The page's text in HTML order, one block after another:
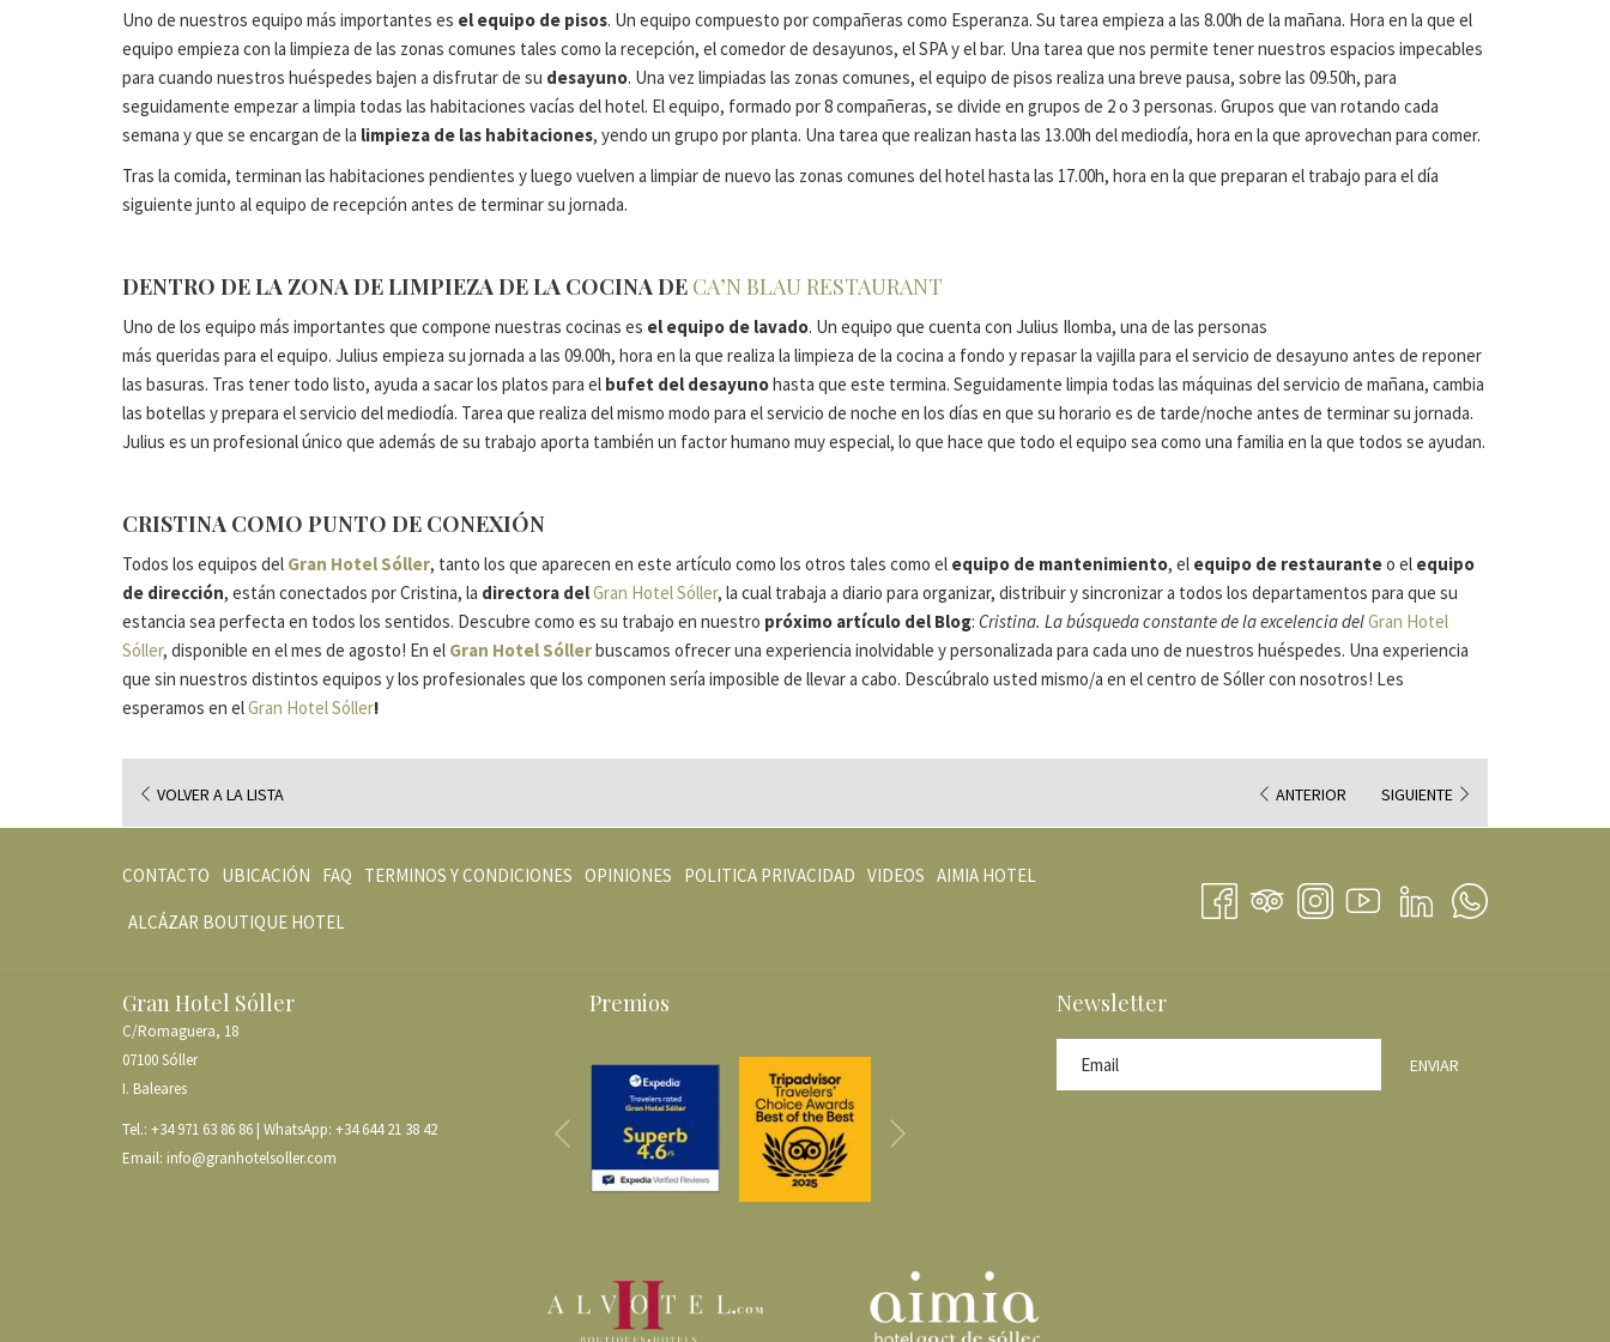
Uno de nuestros equipo más importantes es el equipo de pisos. Un equipo compuesto por compañeras como Esperanza. Su tarea empieza a las 8.00h de la mañana. Hora en la que el
equipo empieza con la limpieza de las zonas comunes tales como la recepción, el comedor de desayunos, el SPA y el bar. Una tarea que nos permite tener nuestros espacios impecables
para cuando nuestros huéspedes bajen a disfrutar de su desayuno. Una vez limpiadas las zonas comunes, el equipo de pisos realiza una breve pausa, sobre las 09.50h, para
seguidamente empezar a limpia todas las habitaciones vacías del hotel. El equipo, formado por 8 compañeras, se divide en grupos de 2 o 3 personas. Grupos que van rotando cada
semana y que se encargan de la limpieza de las habitaciones, yendo un grupo por planta. Una tarea que realizan hasta las 13.00h del mediodía, hora en la que aprovechan para comer.
Tras la comida, terminan las habitaciones pendientes y luego vuelven a limpiar de nuevo las zonas comunes del hotel hasta las 17.00h, hora en la que preparan el trabajo para el día
siguiente junto al equipo de recepción antes de terminar su jornada.
DENTRO DE LA ZONA DE LIMPIEZA DE LA COCINA DE CA’N BLAU RESTAURANT
Uno de los equipo más importantes que compone nuestras cocinas es el equipo de lavado. Un equipo que cuenta con Julius Ilomba, una de las personas
más queridas para el equipo. Julius empieza su jornada a las 09.00h, hora en la que realiza la limpieza de la cocina a fondo y repasar la vajilla para el servicio de desayuno antes de reponer
las basuras. Tras tener todo listo, ayuda a sacar los platos para el bufet del desayunohasta que este termina. Seguidamente limpia todas las máquinas del servicio de mañana, cambia
las botellas y prepara el servicio del mediodía. Tarea que realiza del mismo modo para el servicio de noche en los días en que su horario es de tarde/noche antes de terminar su jornada.
Julius es un profesional único que además de su trabajo aporta también un factor humano muy especial, lo que hace que todo el equipo sea como una familia en la que todos se ayudan.
CRISTINA COMO PUNTO DE CONEXIÓN
Todos los equipos del Gran Hotel Sóller, tanto los que aparecen en este artículo como los otros tales como el equipo de mantenimiento, el equipo de restauranteo el equipo
de dirección, están conectados por Cristina, la directora delGran Hotel Sóller, la cual trabaja a diario para organizar, distribuir y sincronizar a todos los departamentos para que su
estancia sea perfecta en todos los sentidos. Descubre como es su trabajo en nuestro próximo artículo del Blog: Cristina. La búsqueda constante de la excelencia delGran Hotel
Sóller, disponible en el mes de agosto! En el Gran Hotel Sóllerbuscamos ofrecer una experiencia inolvidable y personalizada para cada uno de nuestros huéspedes. Una experiencia
que sin nuestros distintos equipos y los profesionales que los componen sería imposible de llevar a cabo. Descúbralo usted mismo/a en el centro de Sóller con nosotros! Les
esperamos en elGran Hotel Sóller!
VOLVER A LA LISTA ANTERIOR SIGUIENTE
CONTACTO UBICACIÓN FAQ TERMINOS Y CONDICIONES OPINIONES POLITICA PRIVACIDAD VIDEOS ABRE
AIMIA HOTEL
ALCÁZAR BOUTIQUE HOTEL
Gran Hotel Sóller
C/Romaguera, 18
07100 Sóller
I. Baleares
Tel.: +34 971 63 86 86 | WhatsApp: +34 644 21 38 42
Email: info@granhotelsoller.com
Premios
Anterior
Newsletter
ENVIAR